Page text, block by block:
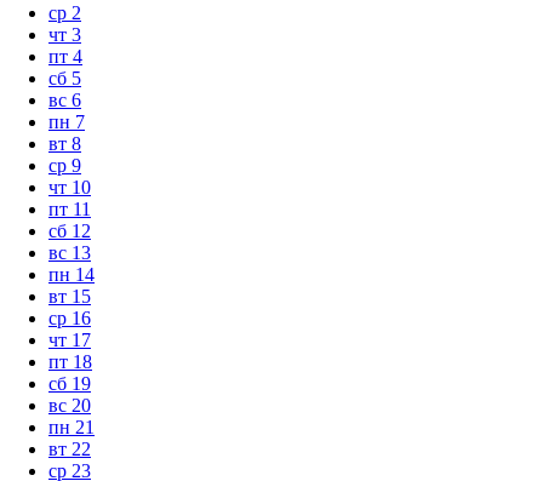
ср 2
чт 3
пт 4
сб 5
вс 6
пн 7
вт 8
ср 9
чт 10
пт 11
сб 12
вс 13
пн 14
вт 15
ср 16
чт 17
пт 18
сб 19
вс 20
пн 21
вт 22
ср 23